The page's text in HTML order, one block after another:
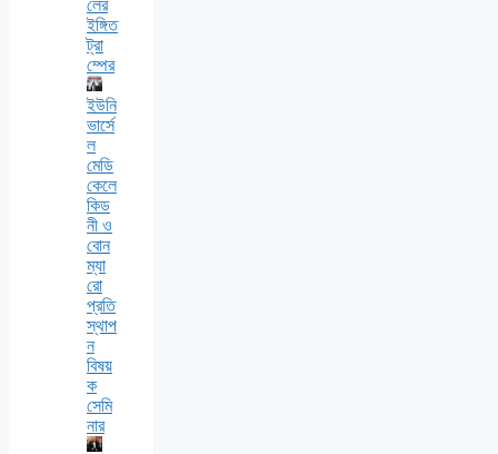
লের
ইঙ্গিত
ট্রা
ম্পের
ইউনি
ভার্সে
ল
মেডি
কেলে
কিড
নী ও
বোন
ম্যা
রো
প্রতি
স্থাপ
ন
বিষয়
ক
সেমি
নার